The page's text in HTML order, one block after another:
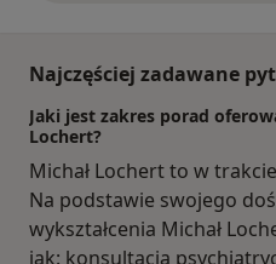
Najczęściej zadawane
Jaki jest zakres porad
Lochert?
Michał Lochert to w
Na podstawie swojego
wykształcenia Michał
jak: konsultacja